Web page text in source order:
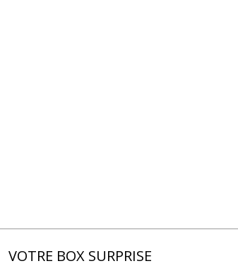
VOTRE BOX SURPRISE